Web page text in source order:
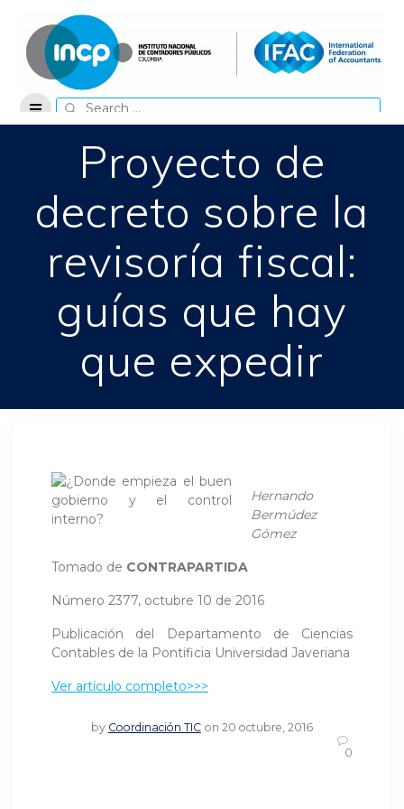
content
Search
for:
Proyecto de
decreto sobre la
revisoría fiscal:
guías que hay
que expedir
Hernando
Bermúdez
Gómez
Tomado de CONTRAPARTIDA
Número 2377, octubre 10 de 2016
Publicación del Departamento de Ciencias
Contables de la Pontificia Universidad Javeriana
Ver artículo completo>>>
by Coordinación TIC on 20 octubre, 2016
0